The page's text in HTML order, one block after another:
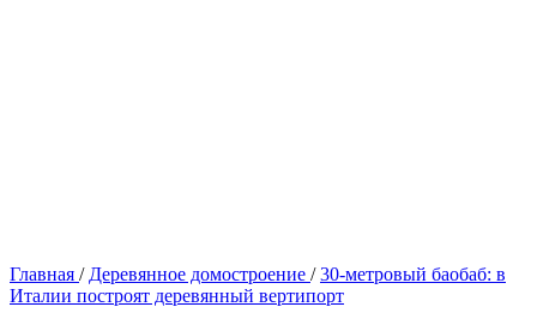
Главная / Деревянное домостроение / 30-метровый баобаб: в
Италии построят деревянный вертипорт